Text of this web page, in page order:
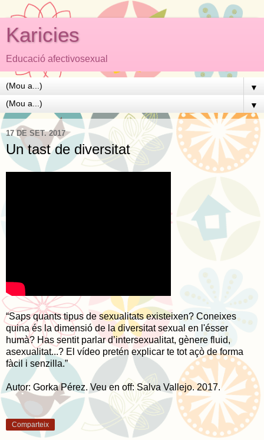
Karicies
Educació afectivosexual
▼
▼
17 DE SET. 2017
Un tast de diversitat
“Saps quants tipus de sexualitats existeixen? Coneixes
quina és la dimensió de la diversitat sexual en l'ésser
humà? Has sentit parlar d’intersexualitat, gènere fluid,
asexualitat...? El vídeo pretén explicar te tot açò de forma
fàcil i senzilla.”
Autor: Gorka Pérez. Veu en off: Salva Vallejo. 2017.
Comparteix